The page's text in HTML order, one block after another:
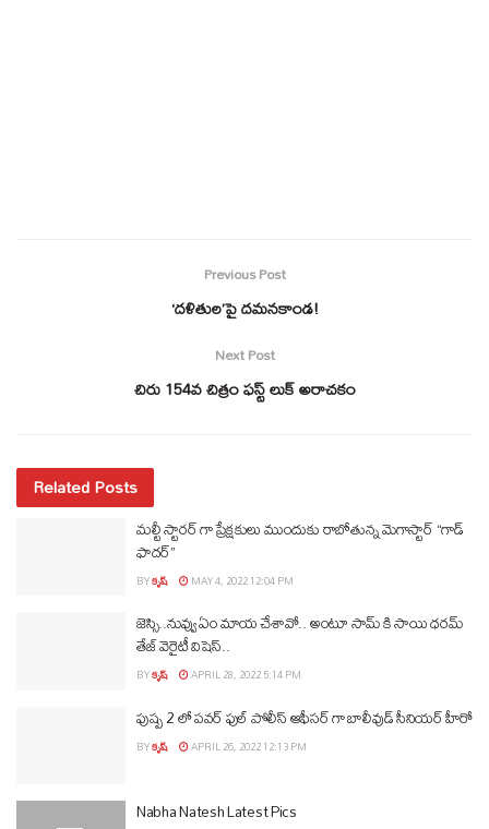
Previous Post
‘దళితుల’పై దమనకాండ!
Next Post
చిరు 154వ చిత్రం ఫస్ట్ లుక్ అరాచకం
Related Posts
మల్టీ స్టారర్ గా ప్రేక్షకులు ముందుకు రాబోతున్న మెగాస్టార్ “గాడ్
ఫాదర్”
BYకృష్ MAY 4, 2022 12:04 PM
జెస్సి..నువ్వు ఏం మాయ చేశావో.. అంటూ సామ్ కి సాయి ధరమ్
తేజ్ వెరైటీ విషెస్..
BYకృష్ APRIL 28, 2022 5:14 PM
పుష్ప 2 లో పవర్ ఫుల్ పోలీస్ ఆఫీసర్ గా బాలీవుడ్ సీనియర్ హీరో
BYకృష్ APRIL 26, 2022 12:13 PM
Nabha Natesh Latest Pics